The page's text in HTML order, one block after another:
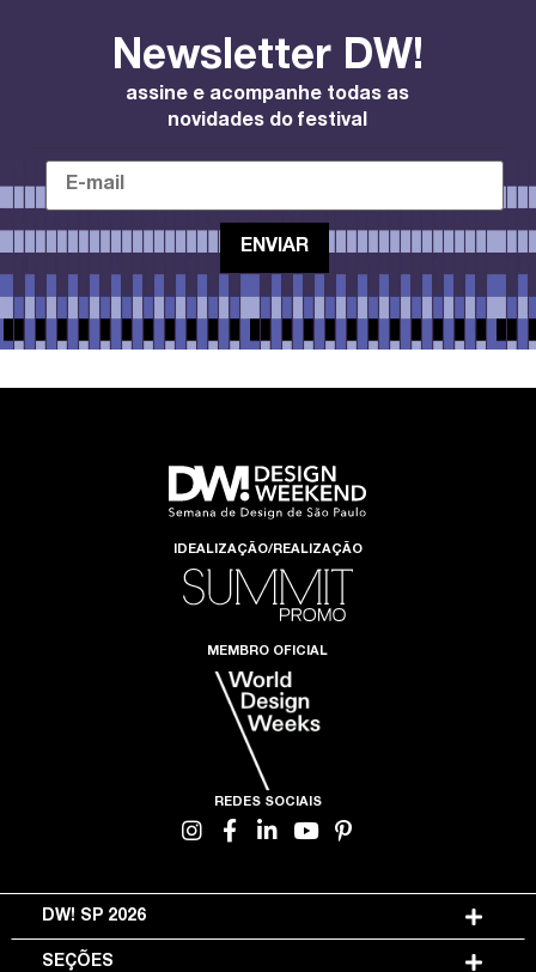
Newsletter DW!
assine e acompanhe todas as
novidades do festival
IDEALIZAÇÃO/REALIZAÇÃO
MEMBRO OFICIAL
REDES SOCIAIS
DW! SP 2026
SEÇÕES